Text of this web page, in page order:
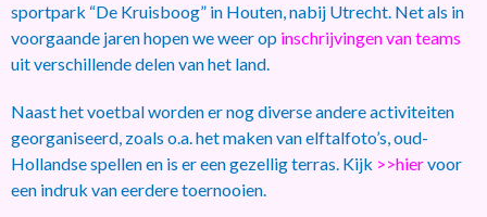
sportpark “De Kruisboog” in Houten, nabij Utrecht. Net als in
voorgaande jaren hopen we weer op inschrijvingen van teams
uit verschillende delen van het land.
Naast het voetbal worden er nog diverse andere activiteiten
georganiseerd, zoals o.a. het maken van elftalfoto’s, oud-
Hollandse spellen en is er een gezellig terras. Kijk >>hiervoor
een indruk van eerdere toernooien.